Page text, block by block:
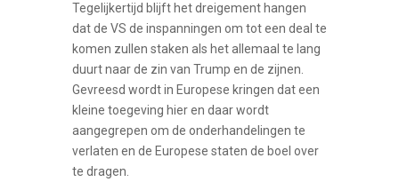
Tegelijkertijd blijft het dreigement hangen
dat de VS de inspanningen om tot een deal te
komen zullen staken als het allemaal te lang
duurt naar de zin van Trump en de zijnen.
Gevreesd wordt in Europese kringen dat een
kleine toegeving hier en daar wordt
aangegrepen om de onderhandelingen te
verlaten en de Europese staten de boel over
te dragen.